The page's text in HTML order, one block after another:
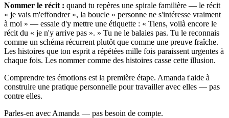
Nommer le récit : quand tu repères une spirale familière — le récit
« je vais m'effondrer », la boucle « personne ne s'intéresse vraiment
à moi » — essaie d'y mettre une étiquette : « Tiens, voilà encore le
récit du « je n'y arrive pas ». » Tu ne le balaies pas. Tu le reconnais
comme un schéma récurrent plutôt que comme une preuve fraîche.
Les histoires que ton esprit a répétées mille fois paraissent urgentes à
chaque fois. Les nommer comme des histoires casse cette illusion.
Comprendre tes émotions est la première étape. Amanda t'aide à
construire une pratique personnelle pour travailler avec elles — pas
contre elles.
Parles-en avec Amanda — pas besoin de compte.